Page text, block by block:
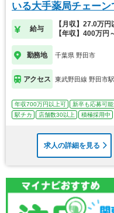
いる大手薬局チェーン
給与
【月収】27.0万円
【年収】400万円
勤務地 千葉県 野田市
アクセス 東武野田線 野田市駅
年収700万円以上可 新卒も応募可能
駅チカ
店舗数30以上 積極採用中
求人の詳細を見る